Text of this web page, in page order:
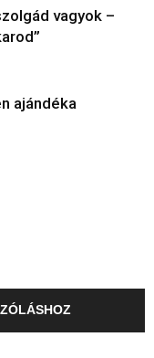
vagyok –
ajándéka